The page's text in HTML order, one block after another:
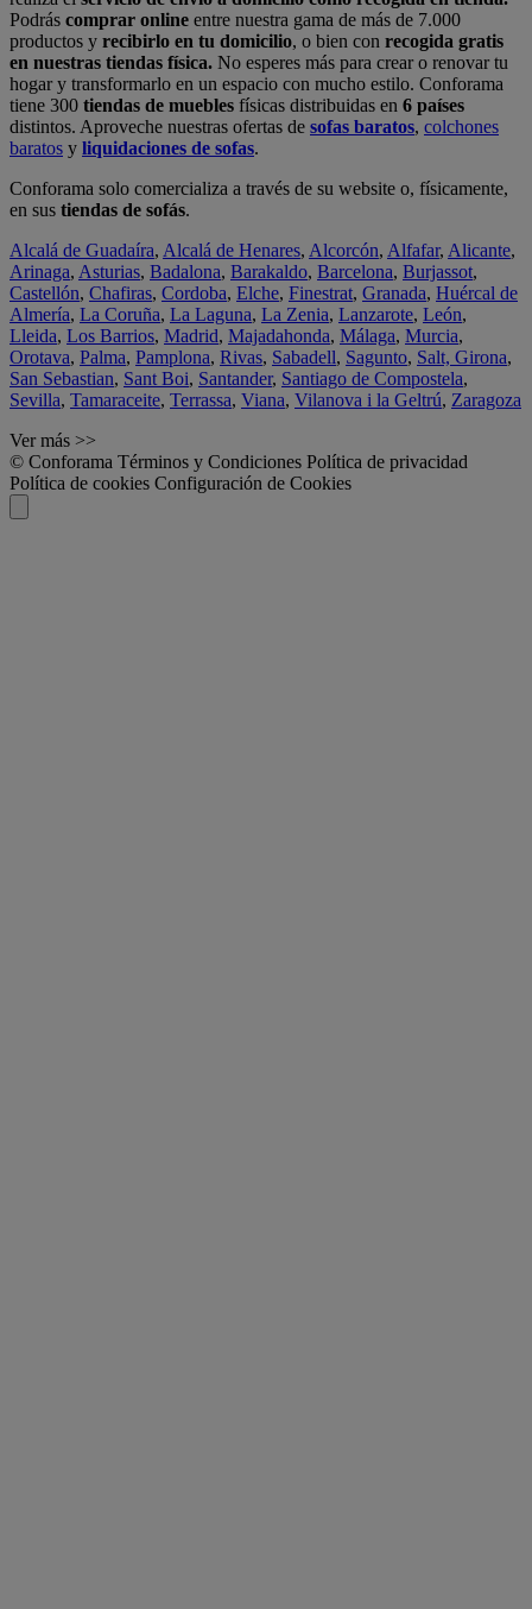
Podrás comprar online entre nuestra gama de más de 7.000
productos y recibirlo en tu domicilio, o bien con recogida gratis
en nuestras tiendas física. No esperes más para crear o renovar tu
hogar y transformarlo en un espacio con mucho estilo. Conforama
tiene 300 tiendas de muebles físicas distribuidas en 6 países
distintos. Aproveche nuestras ofertas de sofas baratos, colchones
baratos y liquidaciones de sofas.
Conforama solo comercializa a través de su website o, físicamente,
en sus tiendas de sofás.
Alcalá de Guadaíra, Alcalá de Henares, Alcorcón, Alfafar, Alicante,
Arinaga, Asturias, Badalona, Barakaldo, Barcelona, Burjassot,
Castellón, Chafiras, Cordoba, Elche, Finestrat, Granada, Huércal de
Almería, La Coruña, La Laguna, La Zenia, Lanzarote, León,
Lleida, Los Barrios, Madrid, Majadahonda, Málaga, Murcia,
Orotava, Palma, Pamplona, Rivas, Sabadell, Sagunto, Salt, Girona,
San Sebastian, Sant Boi, Santander, Santiago de Compostela,
Sevilla, Tamaraceite, Terrassa, Viana, Vilanova i la Geltrú, Zaragoza
Ver más >>
© Conforama Términos y Condiciones Política de privacidad
Política de cookies Configuración de Cookies